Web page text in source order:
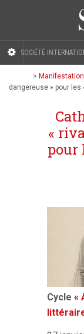
SOCIÉTÉ
>
dangereuse » pour les
«
pour
Cycle «